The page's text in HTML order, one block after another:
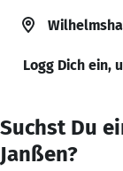
Logg Dich ein,
Suchst Du
Janßen?